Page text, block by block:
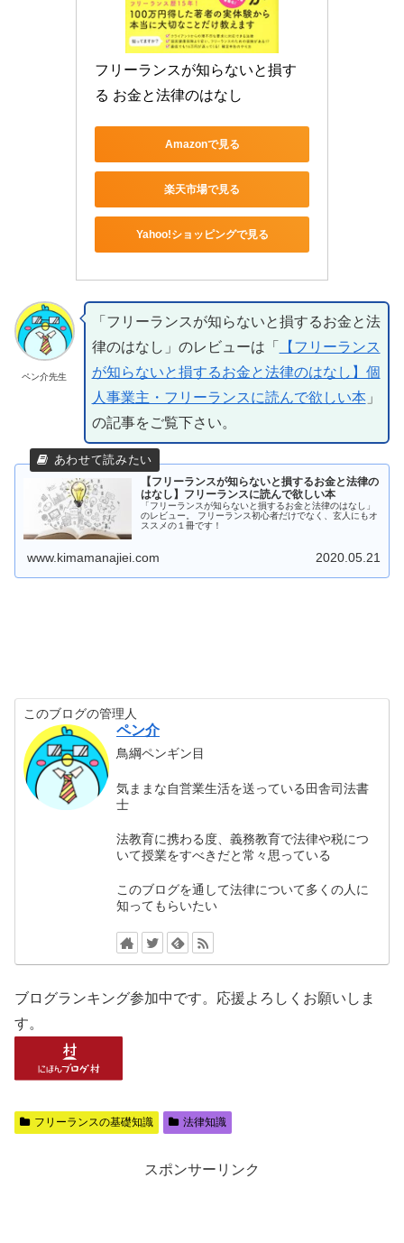
フリーランスが知らないと損す
る お金と法律のはなし
Amazonで見る
楽天市場で見る
Yahoo!ショッピングで見る
ペン介先生
「フリーランスが知らないと損するお金と法
律のはなし」のレビューは「
【フリーランス
が知らないと損するお金と法律のはなし】個
人事業主・フリーランスに読んで欲しい本 」
の記事をご覧下さい。
【フリーランスが知らないと損するお金と法律の
はなし】フリーランスに読んで欲しい本
「フリーランスが知らないと損するお金と法律のはなし」
のレビュー。 フリーランス初心者だけでなく、玄人にもオ
ススメの１冊です！
www.kimamanajiei.com 2020.05.21
このブログの管理人
ペン介
鳥綱ペンギン目
気ままな自営業生活を送っている田舎司法書
士
法教育に携わる度、義務教育で法律や税につ
いて授業をすべきだと常々思っている
このブログを通して法律について多くの人に
知ってもらいたい
ブログランキング参加中です。応援よろしくお願いしま
す。
フリーランスの基礎知識 法律知識
スポンサーリンク